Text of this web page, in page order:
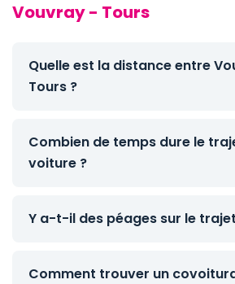
Vouvray - Tours
Quelle est la distance entre
Tours ?
Combien de temps dure le
voiture ?
Y a-t-il des péages sur le
Comment trouver un